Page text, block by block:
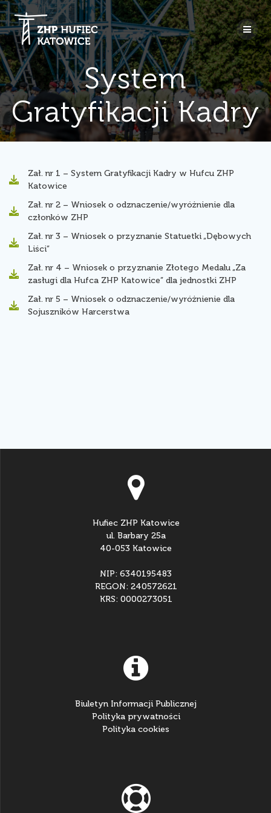
Przejdź
do
treści
System
Gratyfikacji Kadry
Zał. nr 1 – System Gratyfikacji Kadry w Hufcu ZHP
Katowice
Zał. nr 2 – Wniosek o odznaczenie/wyróżnienie dla
członków ZHP
Zał. nr 3 – Wniosek o przyznanie Statuetki „Dębowych
Liści”
Zał. nr 4 – Wniosek o przyznanie Złotego Medalu „Za
zasługi dla Hufca ZHP Katowice” dla jednostki ZHP
Zał. nr 5 – Wniosek o odznaczenie/wyróżnienie dla
Sojuszników Harcerstwa
Hufiec ZHP Katowice
ul. Barbary 25a
40-053 Katowice
NIP: 6340195483
REGON: 240572621
KRS: 0000273051
Biuletyn Informacji Publicznej
Polityka prywatności
Polityka cookies